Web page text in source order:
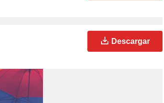
Descargar